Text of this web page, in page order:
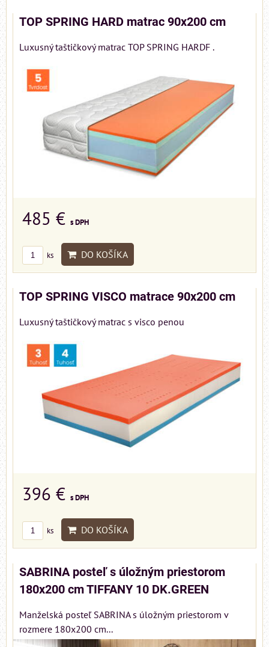
TOP SPRING HARD matrac 90x200 cm
Luxusný taštičkový matrac TOP SPRING HARDF .
485 € s DPH
ks DO KOŠÍKA
TOP SPRING VISCO matrace 90x200 cm
Luxusný taštičkový matrac s visco penou
396 € s DPH
ks DO KOŠÍKA
SABRINA posteľ s úložným priestorom
180x200 cm TIFFANY 10 DK.GREEN
Manželská posteľ SABRINA s úložným priestorom v
rozmere 180x200 cm...